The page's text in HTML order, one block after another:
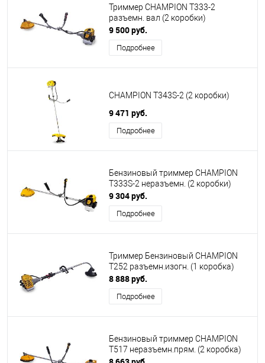
Триммер CHAMPION Т333-2
разъемн. вал (2 коробки)
9 500 руб.
Подробнее
CHAMPION T343S-2 (2 коробки)
9 471 руб.
Подробнее
Бензиновый триммер CHAMPION
T333S-2 неразъемн. (2 коробки)
9 304 руб.
Подробнее
Триммер Бензиновый CHAMPION
Т252 разъемн.изогн. (1 коробка)
8 888 руб.
Подробнее
Бензиновый триммер CHAMPION
Т517 неразъемн.прям. (2 коробка)